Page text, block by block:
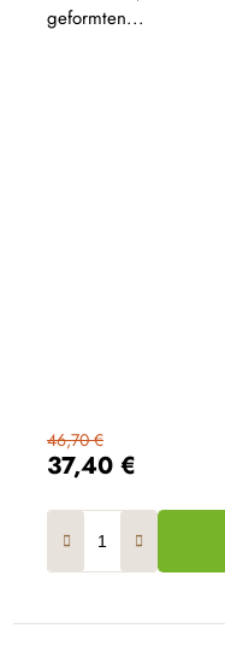
5
Sternen.
37,40 €
46,70 €
geformten...